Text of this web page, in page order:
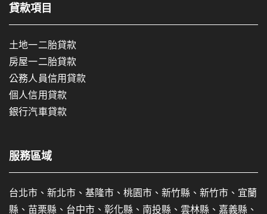
貸款項目
土地一二胎貸款
房屋一二胎貸款
公務人員信用貸款
個人信用貸款
銀行汽車貸款
服務區域
台北市、新北市、基隆市、桃園市、新竹縣、新竹市、宜蘭
縣、苗栗縣、台中市、彰化縣、南投縣、雲林縣、嘉義縣、